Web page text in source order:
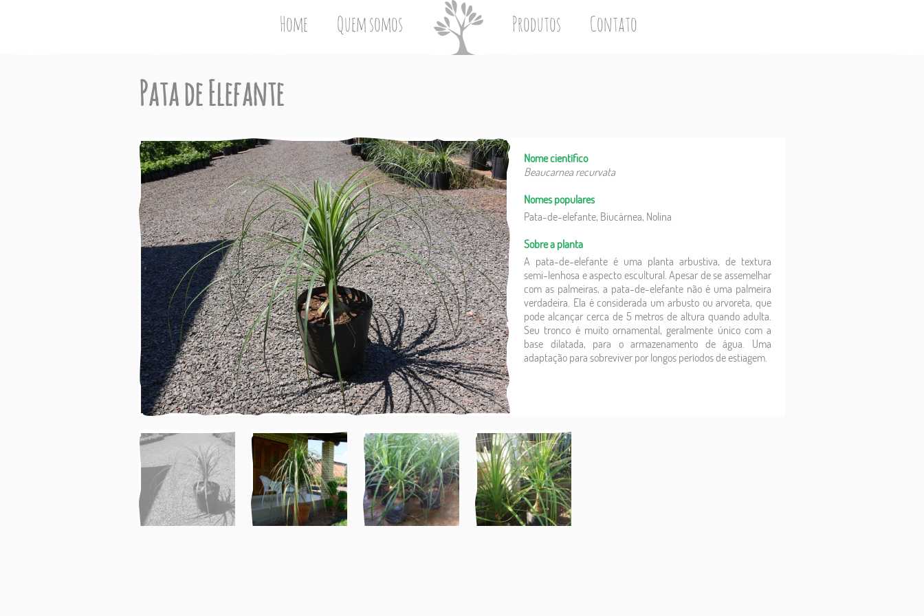
Home Quem somos Produtos Contato
Pata de Elefante
Nome científico
Beaucarnea recurvata
Nomes populares
Pata-de-elefante, Biucárnea, Nolina
Sobre a planta
A pata-de-elefante é uma planta arbustiva, de textura
semi-lenhosa e aspecto escultural. Apesar de se assemelhar
com as palmeiras, a pata-de-elefante não é uma palmeira
verdadeira. Ela é considerada um arbusto ou arvoreta, que
pode alcançar cerca de 5 metros de altura quando adulta.
Seu tronco é muito ornamental, geralmente único com a
base dilatada, para o armazenamento de água. Uma
adaptação para sobreviver por longos períodos de estiagem.